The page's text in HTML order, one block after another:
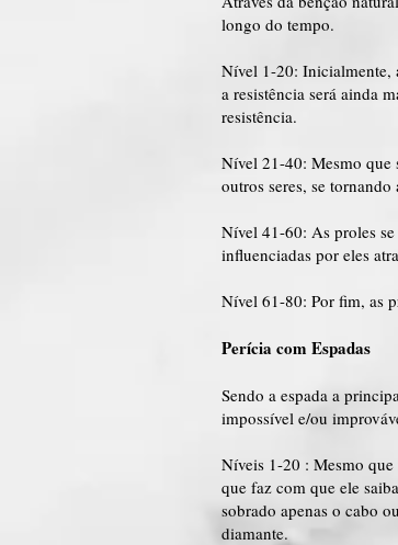
longo do tempo.
Nível 1-20: Inicialmente,
a resistência será ainda
resistência.
Nível 21-40: Mesmo que
outros seres, se tornando
Nível 41-60: As proles se
influenciadas por eles
Nível 61-80: Por fim, as
Perícia com Espadas
Sendo a espada a
impossível e/ou
Níveis 1-20 : Mesmo que
que faz com que ele
sobrado apenas o cabo
diamante.